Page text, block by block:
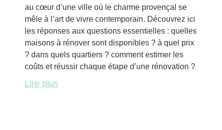
au cœur d’une ville où le charme provençal se
mêle à l’art de vivre contemporain. Découvrez ici
les réponses aux questions essentielles : quelles
maisons à rénover sont disponibles ? à quel prix
? dans quels quartiers ? comment estimer les
coûts et réussir chaque étape d’une rénovation ?
Lire plus